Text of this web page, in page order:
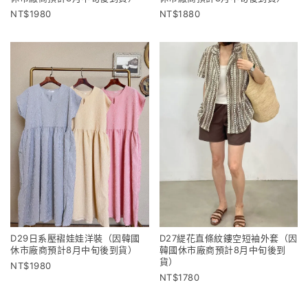
1980
1880
D29日系壓褶娃娃洋裝（因韓國
休市廠商預計8月中旬後到貨）
1980
D27緹花直條紋鏤空短袖外套（因
韓國休市廠商預計8月中旬後到
貨）
1780